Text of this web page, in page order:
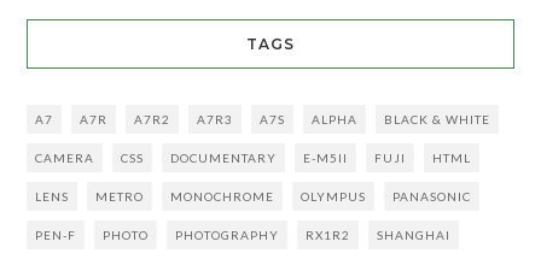
TAGS
A7 A7R A7R2 A7R3 A7S ALPHA BLACK & WHITE
CAMERA CSS DOCUMENTARY E-M5II FUJI HTML
LENS METRO MONOCHROME OLYMPUS PANASONIC
PEN-F PHOTO PHOTOGRAPHY RX1R2 SHANGHAI